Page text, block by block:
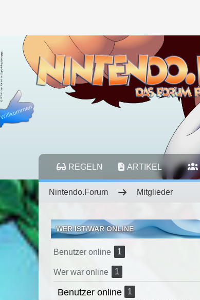
REGELN ARTIKEL
Nintendo.Forum Mitglieder
WER IST/WAR ONLINE
Benutzer online 1
Wer war online 1
Benutzer online
1